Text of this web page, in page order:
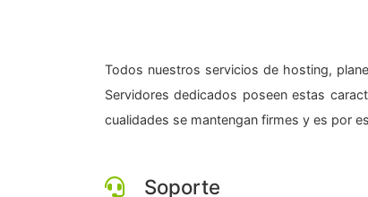
Todos nuestros servicios de hosting,
Servidores dedicados poseen estas
cualidades se mantengan firmes y es por
Soporte